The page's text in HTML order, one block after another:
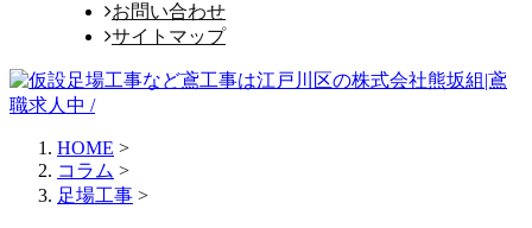
お問い合わせ
サイトマップ
HOME >
コラム >
足場工事 >